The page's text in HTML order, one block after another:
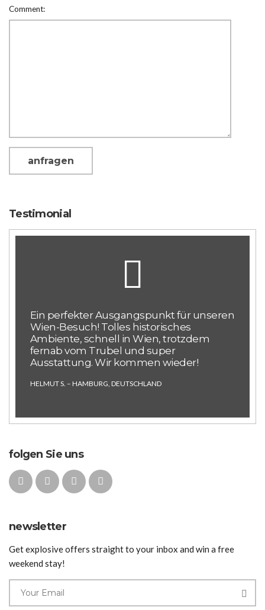
Comment:
Testimonial
Ein perfekter Ausgangspunkt für unseren
Wien-Besuch! Tolles historisches
Ambiente, schnell in Wien, trotzdem
fernab vom Trubel und super
Ausstattung. Wir kommen wieder!
HELMUT S. – HAMBURG, DEUTSCHLAND
folgen Sie uns
newsletter
Get explosive offers straight to your inbox and win a free
weekend stay!